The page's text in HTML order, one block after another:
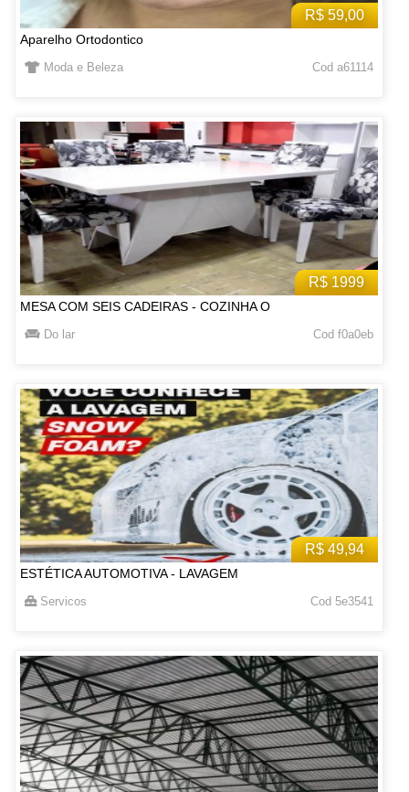
R$ 59,00
Aparelho Ortodontico
Moda e Beleza Cod a61114
R$ 1999
MESA COM SEIS CADEIRAS - COZINHA O
Do lar Cod f0a0eb
R$ 49,94
ESTÉTICA AUTOMOTIVA - LAVAGEM
Servicos Cod 5e3541